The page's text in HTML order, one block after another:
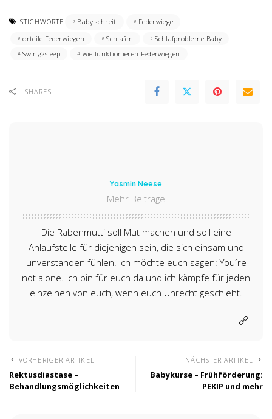
STICHWORTE Baby schreit
Federwiege
orteile Federwiegen
Schlafen
Schlafprobleme Baby
Swing2sleep
wie funktionieren Federwiegen
SHARES
Yasmin Neese
Mehr Beiträge
Die Rabenmutti soll Mut machen und soll eine
Anlaufstelle für diejenigen sein, die sich einsam und
unverstanden fühlen. Ich möchte euch sagen: You´re
not alone. Ich bin für euch da und ich kämpfe für jeden
einzelnen von euch, wenn euch Unrecht geschieht.
VORHERIGER ARTIKEL
Rektusdiastase –
Behandlungsmöglichkeiten
NÄCHSTER ARTIKEL
Babykurse – Frühförderung:
PEKIP und mehr